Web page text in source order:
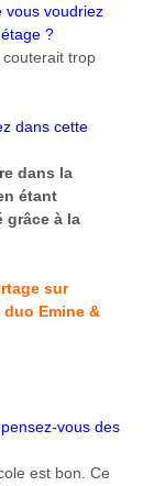
vous voudriez
?
couterait trop
dans cette
dans la
étant
grâce à la
sur
duo Emine &
vous des
est bon. Ce